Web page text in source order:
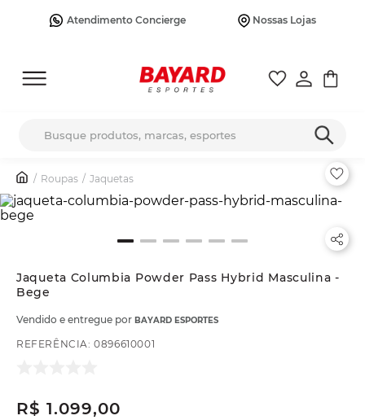
Atendimento Concierge Nossas Lojas
Roupas Jaquetas
Jaqueta Columbia Powder Pass Hybrid Masculina -
Bege
Vendido e entregue por BAYARD ESPORTES
REFERÊNCIA:0896610001
R$ 1.099,00